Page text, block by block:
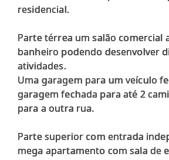
residencial.
Parte térrea um salão comercial
banheiro podendo desenvolver
atividades.
Uma garagem para um veículo
garagem fechada para até 2
para a outra rua.
Parte superior com entrada
mega apartamento com sala de